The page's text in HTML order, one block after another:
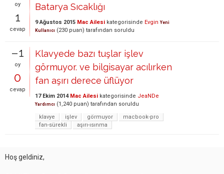
oy
1
cevap
Batarya Sıcaklığı
9 Ağustos 2015 Mac Ailesi kategorisinde Evgin Yeni
Kullanıcı (230 puan) tarafından soruldu
–1
oy
0
cevap
Klavyede bazı tuşlar işlev
görmuyor. ve bilgisayar acılırken
fan aşırı derece üflüyor
17 Ekim 2014 Mac Ailesi kategorisinde JeaNDe
Yardımcı (1,240 puan) tarafından soruldu
klavye
işlev görmuyor
macbook-pro
fan-sürekli
aşırı-ısınma
Hoş geldiniz,